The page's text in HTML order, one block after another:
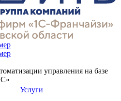
управления на базе
Услуги